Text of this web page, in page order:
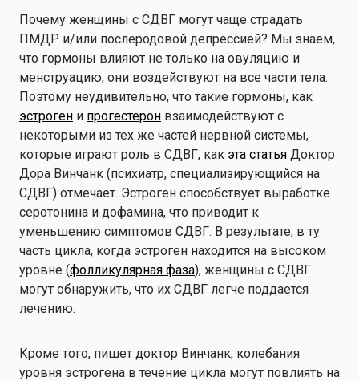
Почему женщины с СДВГ могут чаще страдать
ПМДР и/или послеродовой депрессией? Мы знаем,
что гормоны влияют не только на овуляцию и
менструацию, они воздействуют на все части тела.
Поэтому неудивительно, что такие гормоны, как
эстроген и прогестерон взаимодействуют с
некоторыми из тех же частей нервной системы,
которые играют роль в СДВГ, как эта статья Доктор
Дора Винчанк (психиатр, специализирующийся на
СДВГ) отмечает. Эстроген способствует выработке
серотонина и дофамина, что приводит к
уменьшению симптомов СДВГ. В результате, в ту
часть цикла, когда эстроген находится на высоком
уровне (фолликулярная фаза), женщины с СДВГ
могут обнаружить, что их СДВГ легче поддается
лечению.
Кроме того, пишет доктор Винчанк, колебания
уровня эстрогена в течение цикла могут повлиять на